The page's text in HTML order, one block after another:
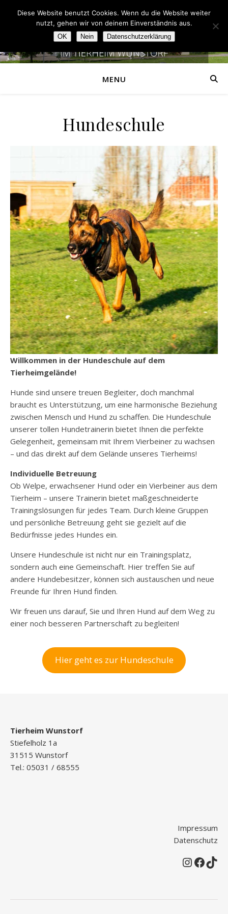
MENU
Hundeschule
Willkommen in der Hundeschule auf dem
Tierheimgelände!
Hunde sind unsere treuen Begleiter, doch manchmal
braucht es Unterstützung, um eine harmonische Beziehung
zwischen Mensch und Hund zu schaffen. Die Hundeschule
unserer tollen Hundetrainerin bietet Ihnen die perfekte
Gelegenheit, gemeinsam mit Ihrem Vierbeiner zu wachsen
– und das direkt auf dem Gelände unseres Tierheims!
Individuelle Betreuung
Ob Welpe, erwachsener Hund oder ein Vierbeiner aus dem
Tierheim – unsere Trainerin bietet maßgeschneiderte
Trainingslösungen für jedes Team. Durch kleine Gruppen
und persönliche Betreuung geht sie gezielt auf die
Bedürfnisse jedes Hundes ein.
Unsere Hundeschule ist nicht nur ein Trainingsplatz,
sondern auch eine Gemeinschaft. Hier treffen Sie auf
andere Hundebesitzer, können sich austauschen und neue
Freunde für Ihren Hund finden.
Wir freuen uns darauf, Sie und Ihren Hund auf dem Weg zu
einer noch besseren Partnerschaft zu begleiten!
Hier geht es zur Hundeschule
Tierheim Wunstorf
Stiefelholz 1a
31515 Wunstorf
Tel.: 05031 / 68555
Impressum
Datenschutz
Diese Website benutzt Cookies. Wenn du die Website weiter
nutzt, gehen wir von deinem Einverständnis aus.
OK Nein Datenschutzerklärung